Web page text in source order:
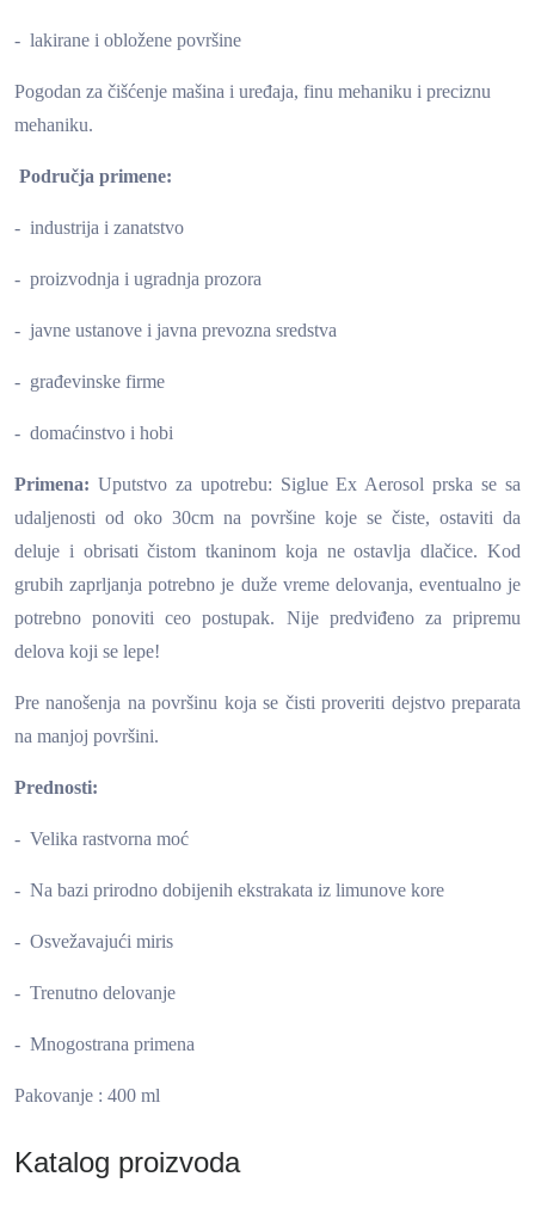
- lakirane i obložene površine
Pogodan za čišćenje mašina i uređaja, finu mehaniku i preciznu
mehaniku.
Područja primene:
- industrija i zanatstvo
- proizvodnja i ugradnja prozora
- javne ustanove i javna prevozna sredstva
- građevinske firme
- domaćinstvo i hobi
Primena: Uputstvo za upotrebu: Siglue Ex Aerosol prska se sa
udaljenosti od oko 30cm na površine koje se čiste, ostaviti da
deluje i obrisati čistom tkaninom koja ne ostavlja dlačice. Kod
grubih zaprljanja potrebno je duže vreme delovanja, eventualno je
potrebno ponoviti ceo postupak. Nije predviđeno za pripremu
delova koji se lepe!
Pre nanošenja na površinu koja se čisti proveriti dejstvo preparata
na manjoj površini.
Prednosti:
- Velika rastvorna moć
- Na bazi prirodno dobijenih ekstrakata iz limunove kore
- Osvežavajući miris
- Trenutno delovanje
- Mnogostrana primena
Pakovanje : 400 ml
Katalog proizvoda